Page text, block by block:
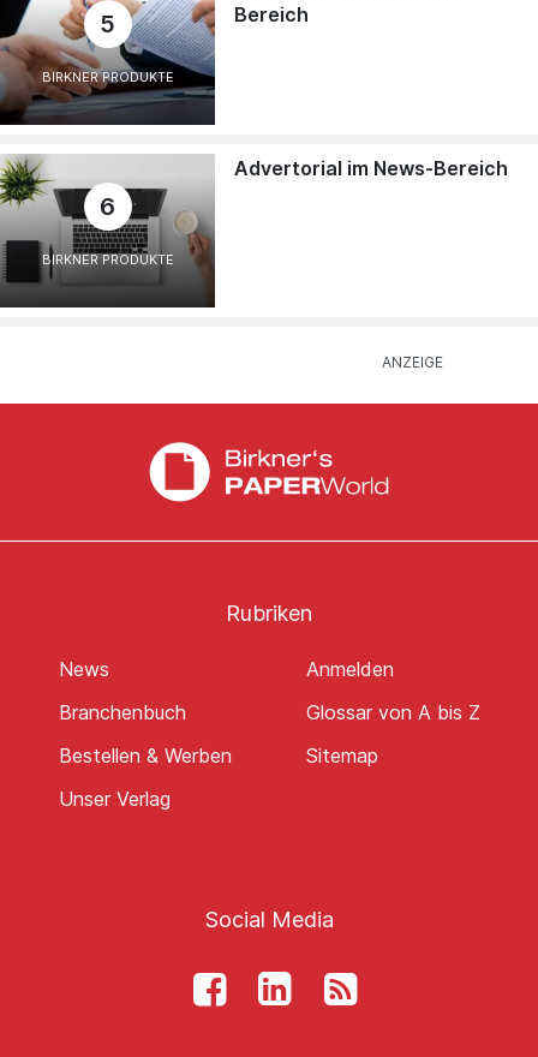
5
BIRKNER PRODUKTE
Bereich
6
BIRKNER PRODUKTE
Advertorial im News-Bereich
Rubriken
News
Branchenbuch
Bestellen & Werben
Unser Verlag
Anmelden
Glossar von A bis Z
Sitemap
Social Media